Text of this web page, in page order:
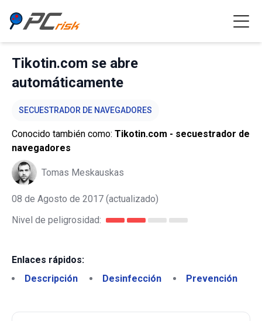
Tikotin.com se abre
automáticamente
SECUESTRADOR DE NAVEGADORES
Conocido también como: Tikotin.com - secuestrador de
navegadores
Tomas Meskauskas
08 de Agosto de 2017 (actualizado)
Nivel de peligrosidad:
Enlaces rápidos:
Descripción
Desinfección Prevención